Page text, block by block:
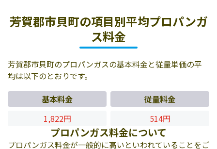
芳賀郡市貝町の項目別平均プロパンガ
ス料金
芳賀郡市貝町のプロパンガスの基本料金と従量単価の平
均は以下のとおりです。
基本料金
従量料金
1,822円
514円
プロパンガス料金について
プロパンガス料金が一般的に高いといわれていることをご